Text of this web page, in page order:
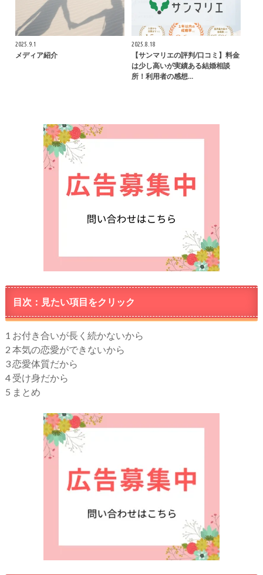
2025.9.1
メディア紹介
2025.8.18
【サンマリエの評判/口コミ】料金
は少し高いが実績ある結婚相談
所！利用者の感想…
目次：見たい項目をクリック
1 お付き合いが長く続かないから
2 本気の恋愛ができないから
3恋愛体質だから
4受け身だから
5 まとめ